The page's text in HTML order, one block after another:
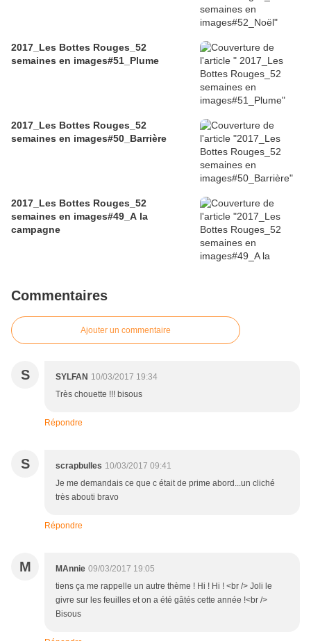
2017_Les Bottes Rouges_52
semaines en images#51_Plume
2017_Les Bottes Rouges_52
semaines en images#50_Barrière
2017_Les Bottes Rouges_52
semaines en images#49_A la
campagne
Commentaires
Ajouter un commentaire
S SYLFAN 10/03/2017 19:34
Très chouette !!! bisous
Répondre
S scrapbulles 10/03/2017 09:41
Je me demandais ce que c était de prime abord...un cliché
très abouti bravo
Répondre
M MAnnie 09/03/2017 19:05
tiens ça me rappelle un autre thème ! Hi ! Hi ! <br /> Joli le
givre sur les feuilles et on a été gâtés cette année !<br />
Bisous